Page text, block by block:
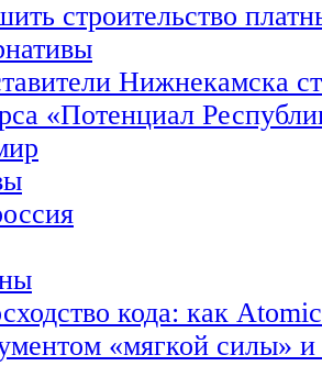
строительство
Нижнекамска
«Потенциал
кода: как
«мягкой силы» и